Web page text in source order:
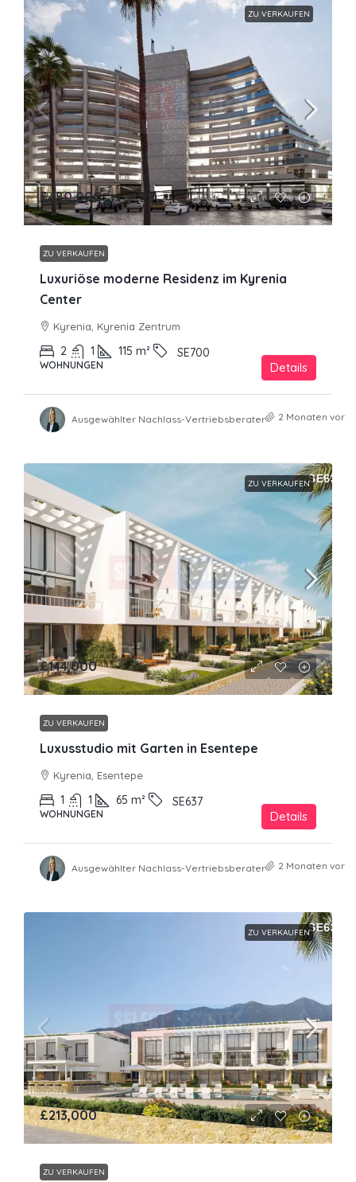
ZU VERKAUFEN
£480,000
ZU VERKAUFEN
Luxuriöse moderne Residenz im Kyrenia
Center
Kyrenia, Kyrenia Zentrum
2 1 115 m² SE700
WOHNUNGEN Details
Ausgewählter Nachlass-Vertriebsberater 2 Monaten vor
ZU VERKAUFEN
£144,000
ZU VERKAUFEN
Luxusstudio mit Garten in Esentepe
Kyrenia, Esentepe
1 1 65 m² SE637
WOHNUNGEN Details
Ausgewählter Nachlass-Vertriebsberater 2 Monaten vor
ZU VERKAUFEN
£213,000
ZU VERKAUFEN